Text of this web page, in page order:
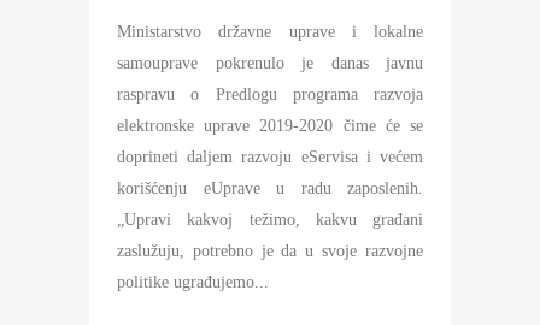
Ministarstvo državne uprave i lokalne
samouprave pokrenulo je danas javnu
raspravu o Predlogu programa razvoja
elektronske uprave 2019-2020 čime će se
doprineti daljem razvoju eServisa i većem
korišćenju eUprave u radu zaposlenih.
„Upravi kakvoj težimo, kakvu građani
zaslužuju, potrebno je da u svoje razvojne
politike ugrađujemo...